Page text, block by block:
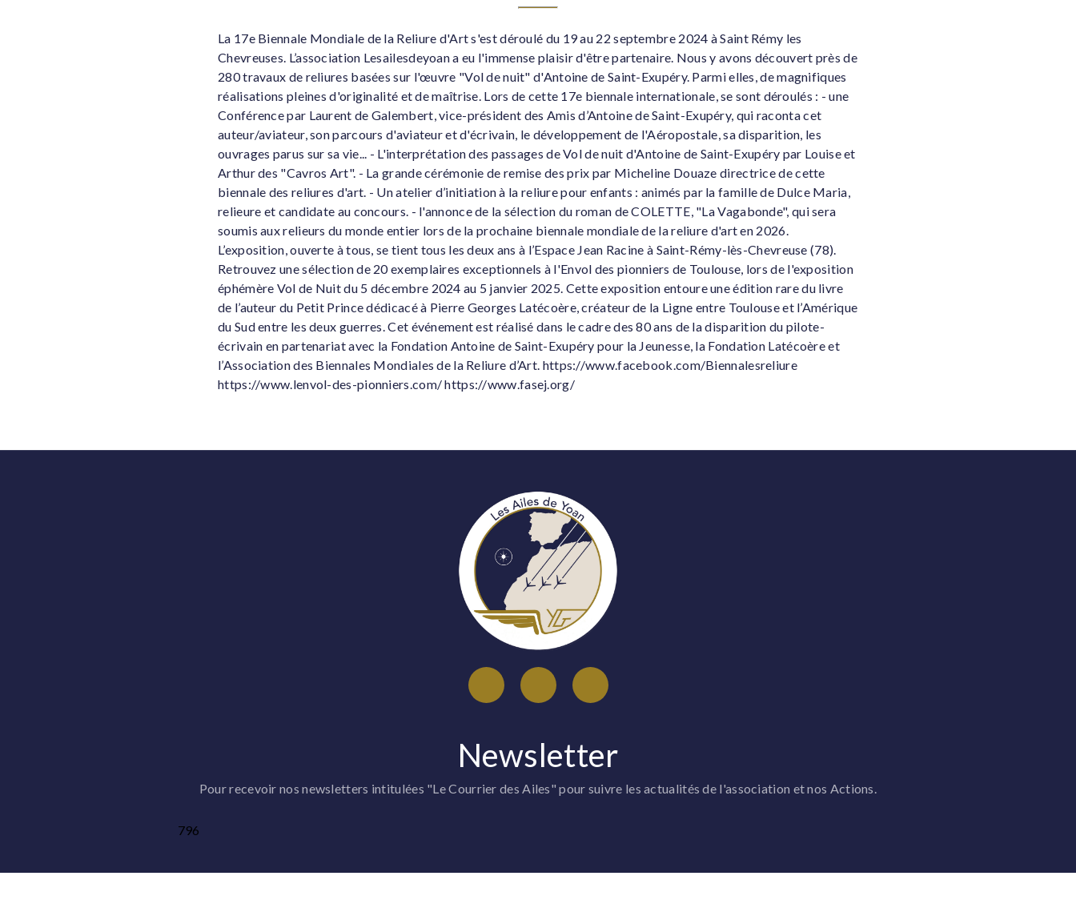
La 17e Biennale Mondiale de la Reliure d'Art s'est déroulé du 19 au 22 septembre 2024 à Saint Rémy les
Chevreuses. L’association Lesailesdeyoan a eu l'immense plaisir d'être partenaire. Nous y avons découvert près de
280 travaux de reliures basées sur l'œuvre "Vol de nuit" d'Antoine de Saint-Exupéry. Parmi elles, de magnifiques
réalisations pleines d'originalité et de maîtrise. Lors de cette 17e biennale internationale, se sont déroulés : - une
Conférence par Laurent de Galembert, vice-président des Amis d’Antoine de Saint-Exupéry, qui raconta cet
auteur/aviateur, son parcours d'aviateur et d'écrivain, le développement de l'Aéropostale, sa disparition, les
ouvrages parus sur sa vie... - L'interprétation des passages de Vol de nuit d'Antoine de Saint-Exupéry par Louise et
Arthur des "Cavros Art". - La grande cérémonie de remise des prix par Micheline Douaze directrice de cette
biennale des reliures d'art. - Un atelier d’initiation à la reliure pour enfants : animés par la famille de Dulce Maria,
relieure et candidate au concours. - l'annonce de la sélection du roman de COLETTE, "La Vagabonde", qui sera
soumis aux relieurs du monde entier lors de la prochaine biennale mondiale de la reliure d'art en 2026.
L’exposition, ouverte à tous, se tient tous les deux ans à l’Espace Jean Racine à Saint-Rémy-lès-Chevreuse (78).
Retrouvez une sélection de 20 exemplaires exceptionnels à l'Envol des pionniers de Toulouse, lors de l'exposition
éphémère Vol de Nuit du 5 décembre 2024 au 5 janvier 2025. Cette exposition entoure une édition rare du livre
de l’auteur du Petit Prince dédicacé à Pierre Georges Latécoère, créateur de la Ligne entre Toulouse et l’Amérique
du Sud entre les deux guerres. Cet événement est réalisé dans le cadre des 80 ans de la disparition du pilote-
écrivain en partenariat avec la Fondation Antoine de Saint-Exupéry pour la Jeunesse, la Fondation Latécoère et
l’Association des Biennales Mondiales de la Reliure d’Art. https://www.facebook.com/Biennalesreliure
https://www.lenvol-des-pionniers.com/ https://www.fasej.org/
Newsletter
Pour recevoir nos newsletters intitulées "Le Courrier des Ailes" pour suivre les actualités de l'association et nos Actions.
796